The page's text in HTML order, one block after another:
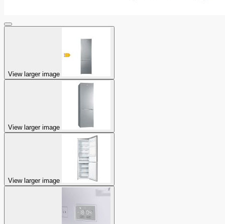
View larger image
View larger image
View larger image